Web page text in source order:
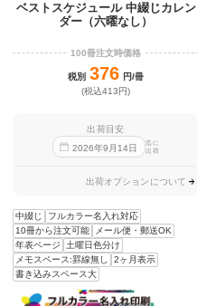
ベストスケジュール 中綴じカレン
ダー（六曜なし）
100冊注文時価格
税別 376 円/冊
(税込413円)
出荷目安
2026年9 月14日
迄に
出荷
出荷オプションについて
中綴じ
フルカラー名入れ対応
10冊から注文可能
メール便・郵送OK
年表ページ
土曜日色分け
メモスペース:罫線無し
2ヶ月表示
書き込みスペース大